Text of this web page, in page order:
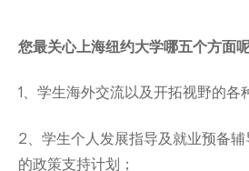
您最关心上海纽约大学哪五个方面
1、学生海外交流以及开拓视野的各
2、学生个人发展指导及就业预备
的政策支持计划；